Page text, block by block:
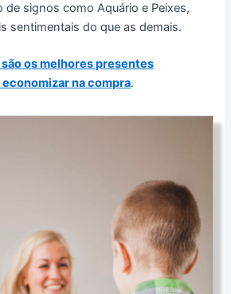
de signos como Aquário e Peixes,
sentimentais do que as demais.
são os melhores presentes
na compra.